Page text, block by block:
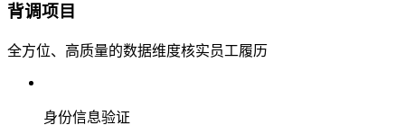
背调项目
全方位、高质量的数据维度核实员工履历
身份信息验证